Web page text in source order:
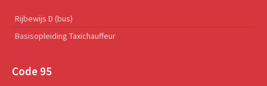
Rijbewijs D (bus)
Basisopleiding Taxichauffeur
Code 95